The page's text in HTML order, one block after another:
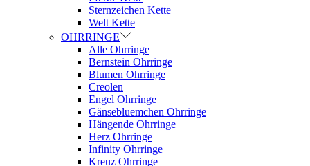
Sternzeichen Kette
Welt Kette
OHRRINGE
Alle Ohrringe
Bernstein Ohrringe
Blumen Ohrringe
Creolen
Engel Ohrringe
Gänsebluemchen Ohrringe
Hängende Ohrringe
Herz Ohrringe
Infinity Ohrringe
Kreuz Ohrringe